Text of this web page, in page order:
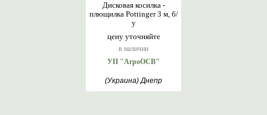
цену уточняйте
в наличии
Дисковая косилка -
плющилка Pottinger 3 м, б/
у
УП "АгроОСВ"
(Украина) Днепр